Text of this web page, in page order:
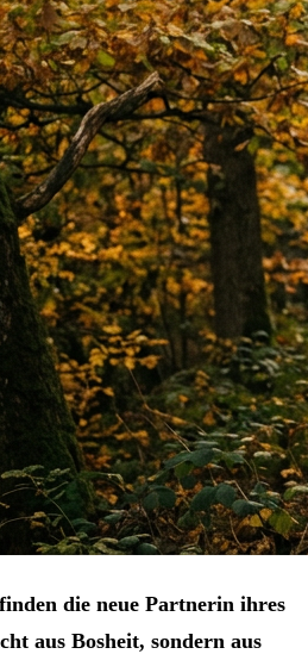
die neue Partnerin ihres
aus Bosheit, sondern aus